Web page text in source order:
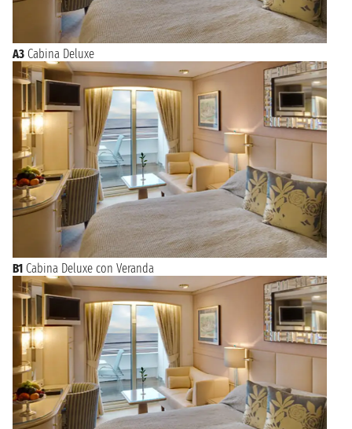
A3 Cabina Deluxe
B1 Cabina Deluxe con Veranda